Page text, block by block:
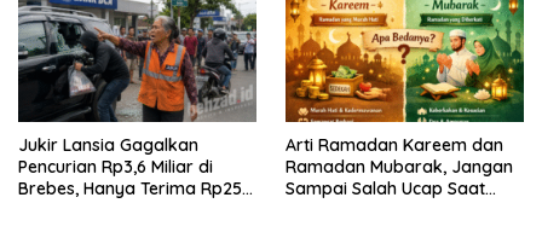
Jukir Lansia Gagalkan
Pencurian Rp3,6 Miliar di
Brebes, Hanya Terima Rp25
Arti Ramadan Kareem dan
Ramadan Mubarak, Jangan
Sampai Salah Ucap Saat